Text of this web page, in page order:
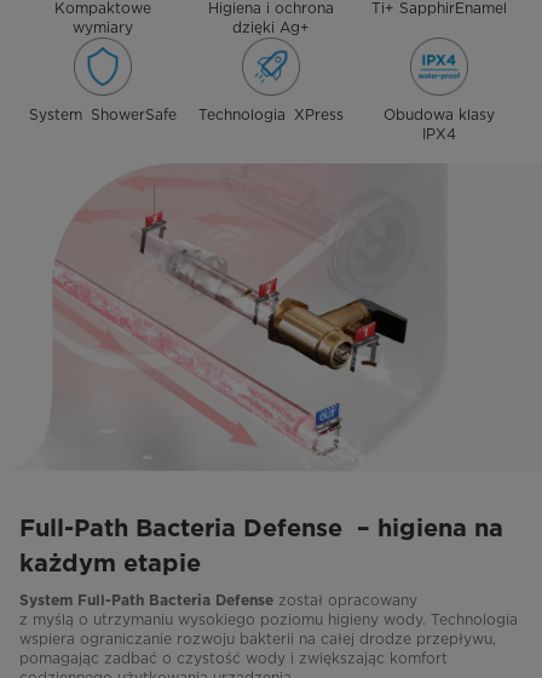
Kompaktowe
wymiary
Higiena i ochrona
dzięki Ag+
Ti+ SapphirEnamel
System ShowerSafe Technologia XPress
Obudowa klasy
IPX4
Full-Path Bacteria Defense – higiena na
każdym etapie
System Full-Path Bacteria Defense został opracowany
z myślą o utrzymaniu wysokiego poziomu higieny wody. Technologia
wspiera ograniczanie rozwoju bakterii na całej drodze przepływu,
pomagając zadbać o czystość wody i zwiększając komfort